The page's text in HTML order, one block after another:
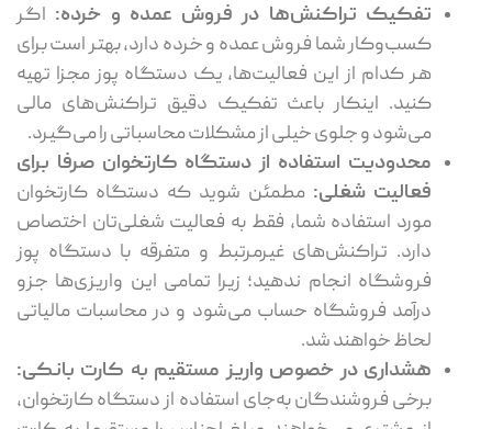
تفکیک تراکنش‌ها در فروش عمده و خرده: اگر
کسب‌وکار شما فروش عمده و خرده دارد، بهتر است برای
هر کدام از این فعالیت‌ها، یک دستگاه پوز مجزا تهیه
کنید. اینکار باعث تفکیک دقیق تراکنش‌های مالی
می‌شود و جلوی خیلی از مشکلات محاسباتی را می‌گیرد.
محدودیت استفاده از دستگاه کارتخوان صرفا برای
فعالیت شغلی: مطمئن شوید که دستگاه کارتخوان
مورد استفاده شما، فقط به فعالیت شغلی‌تان اختصاص
دارد. تراکنش‌های غیرمرتبط و متفرقه با دستگاه پوز
فروشگاه انجام ندهید؛ زیرا تمامی این واریزی‌ها جزو
درآمد فروشگاه حساب می‌شود و در محاسبات مالیاتی
لحاظ خواهند شد.
هشداری در خصوص واریز مستقیم به کارت بانکی:
برخی فروشندگان به‌جای استفاده از دستگاه کارتخوان،